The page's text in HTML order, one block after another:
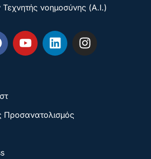
νοημοσύνης (A.I.)
Προσανατολισμός